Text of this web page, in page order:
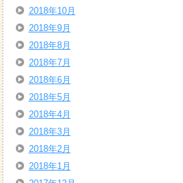
2018年10月
2018年9月
2018年8月
2018年7月
2018年6月
2018年5月
2018年4月
2018年3月
2018年2月
2018年1月